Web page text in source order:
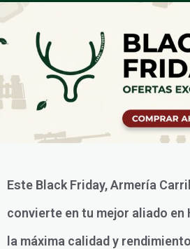
Este Black Friday, Armería
convierte en tu mejor aliado en
la máxima calidad y